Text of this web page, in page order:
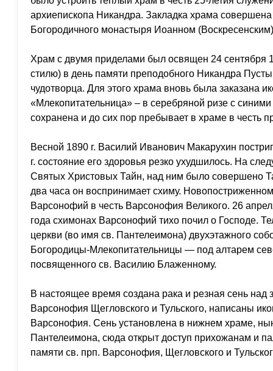
архиепископа Никандра. Закладка храма
Богородичного монастыря Иоанном
Храм с двумя приделами был освящен 24 сентября
стилю) в день памяти преподобного Никандра
чудотворца. Для этого храма вновь была заказана
«Млекопитательница» – в серебряной ризе с
сохранена и до сих пор пребывает в храме в честь
Весной 1890 г. Василий Иванович Макарухин
г. состояние его здоровья резко ухудшилось. На
Святых Христовых Тайн, над ним было совершено
два часа он воспринимает схиму.
Варсонофий в честь Варсонофия Великого. 26
года схимонах Варсонофий тихо почил о Господе.
церкви (во имя св. Пантелеимона) двухэтажного
Богородицы-Млекопитательницы — под алтарем
посвященного св. Василию Блаженному.
В настоящее время создана рака и резная сень над
Варсонофия Щегловского и Тульского, написаны
Варсонофия. Сень установлена в нижнем храме,
Пантелеимона, сюда открыт доступ прихожанам и
памяти св. прп. Варсонофия, Щегловского и